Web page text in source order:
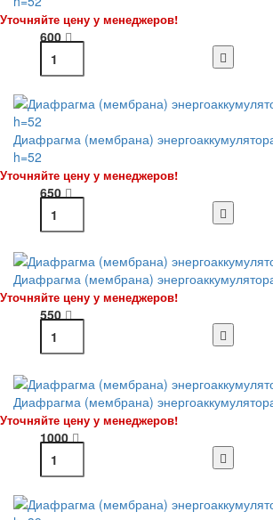
Уточняйте цену у менеджеров!
600
Диафрагма (мембрана)
h=52
Уточняйте цену у менеджеров!
650
Диафрагма (мембрана)
Уточняйте цену у менеджеров!
550
Диафрагма (мембрана)
Уточняйте цену у менеджеров!
1000